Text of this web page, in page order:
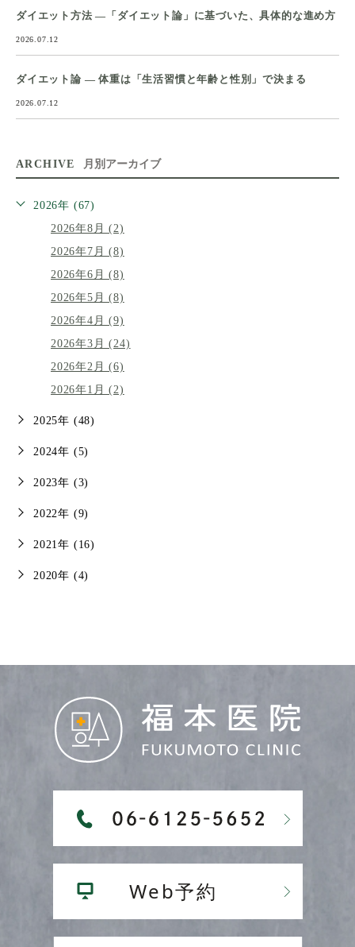
ダイエット方法 ―「ダイエット論」に基づいた、具体的な進め方
2026.07.12
ダイエット論 ― 体重は「生活習慣と年齢と性別」で決まる
2026.07.12
ARCHIVE 月別アーカイブ
2026年 (67)
2026年8月 (2)
2026年7月 (8)
2026年6月 (8)
2026年5月 (8)
2026年4月 (9)
2026年3月 (24)
2026年2月 (6)
2026年1月 (2)
2025年 (48)
2024年 (5)
2023年 (3)
2022年 (9)
2021年 (16)
2020年 (4)